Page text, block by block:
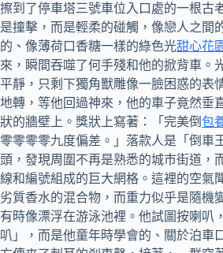
擦到了停車塔三號車位入口處的一根古
是撞擊，而是輕柔的碰觸，像戀人之間
的、像薄荷口香糖一樣的綠色光甜心花
來，瞬間吞噬了何手殘和他的掀背車。
平靜，只剩下獨角獸雕像一臉困惑的表
地轉，等他回過神來，他的車子竟然垂
狀的牆壁上。獎狀上寫著：「完美倒包
零零零零九度偏差。」落款人是「倒車
頭，發現周圍不再是熟悉的城市街道，
線和編號組成的巨大網格。這裡的空氣
劣質香水的混合物，而重力似乎是隨機
有時像漂浮在游泳池裡。他試圖按喇叭
叭」，而是他童年時學會的、關於泊車